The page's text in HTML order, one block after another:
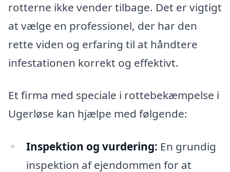
rotterne ikke vender tilbage. Det er vigtigt
at vælge en professionel, der har den
rette viden og erfaring til at håndtere
infestationen korrekt og effektivt.
Et firma med speciale i rottebekæmpelse i
Ugerløse kan hjælpe med følgende:
Inspektion og vurdering: En grundig
inspektion af ejendommen for at